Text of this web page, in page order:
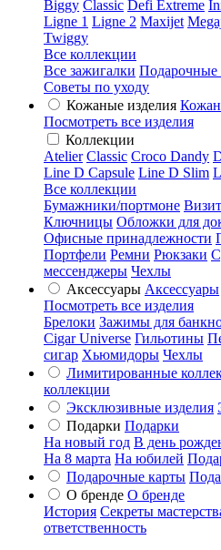
Biggy Classic Defi Extreme
Ligne 1 Ligne 2 Maxijet
Twiggy
Все коллекции
Все зажигалки Подарочные
Советы по уходу
Кожаные изделия
Посмотреть все изделия
Коллекции
Atelier Classic Croco Dandy
Line D Capsule Line D Slim
Все коллекции
Бумажники/портмоне
Ключницы Обложки для
Офисные принадлежности
Портфели Ремни Рюкзаки
мессенджеры Чехлы
Аксессуары Аксессуары
Посмотреть все изделия
Брелоки Зажимы для
Cigar Universe Гильотины
сигар Хьюмидоры Чехлы
Лимитированные
коллекции
Эксклюзивные изделия
Подарки Подарки
На новый год В день
На 8 марта На юбилей
Подарочные карты
О бренде О бренде
История Секреты
ответственность